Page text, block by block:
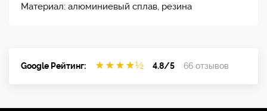
Материал: алюминиевый сплав, резина
Google Рейтинг: ★ ★ ★ ★½ 4.8/5 66 отзывов